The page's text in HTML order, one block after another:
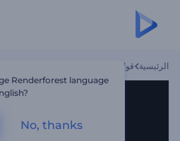
الرئيسية قوالب
Renderforest language
No, thanks